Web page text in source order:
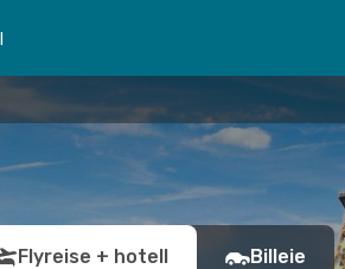
Flyreise + hotell Billeie